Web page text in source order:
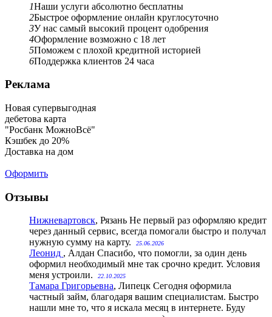
1Наши услуги абсолютно бесплатны
2Быстрое оформление онлайн круглосуточно
3У нас самый высокий процент одобрения
4Оформление возможно с 18 лет
5Поможем с плохой кредитной историей
6Поддержка клиентов 24 часа
Реклама
Новая супервыгодная
дебетова карта
"Росбанк МожноВсё"
Кэшбек до 20%
Доставка на дом
Оформить
Отзывы
Нижневартовск, Рязань Не первый раз оформляю кредит
через данный сервис, всегда помогали быстро и получал
нужную сумму на карту.
25.06.2026
Леонид , Алдан Спасибо, что помогли, за один день
оформил необходимый мне так срочно кредит. Условия
меня устроили.
22.10.2025
Тамара Григорьевна, Липецк Сегодня оформила
частный займ, благодаря вашим специалистам. Быстро
нашли мне то, что я искала месяц в интернете. Буду